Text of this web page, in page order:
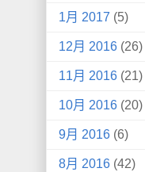
1月 2017 (5)
12月 2016 (26)
11月 2016 (21)
10月 2016 (20)
9月 2016 (6)
8月 2016 (42)